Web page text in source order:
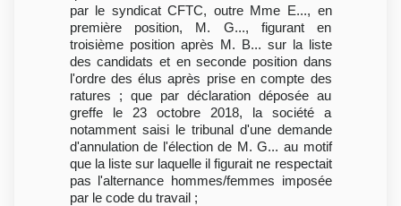
par le syndicat CFTC, outre Mme E..., en
première position, M. G..., figurant en
troisième position après M. B... sur la liste
des candidats et en seconde position dans
l'ordre des élus après prise en compte des
ratures ; que par déclaration déposée au
greffe le 23 octobre 2018, la société a
notamment saisi le tribunal d'une demande
d'annulation de l'élection de M. G... au motif
que la liste sur laquelle il figurait ne respectait
pas l'alternance hommes/femmes imposée
par le code du travail ;